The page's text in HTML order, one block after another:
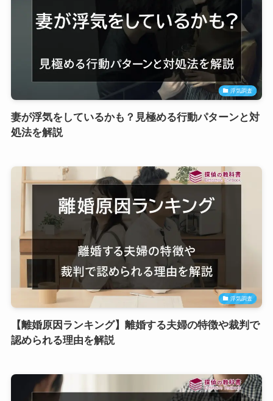
浮気調査
妻が浮気をしているかも？見極める行動パターンと対
処法を解説
浮気調査
【離婚原因ランキング】離婚する夫婦の特徴や裁判で
認められる理由を解説